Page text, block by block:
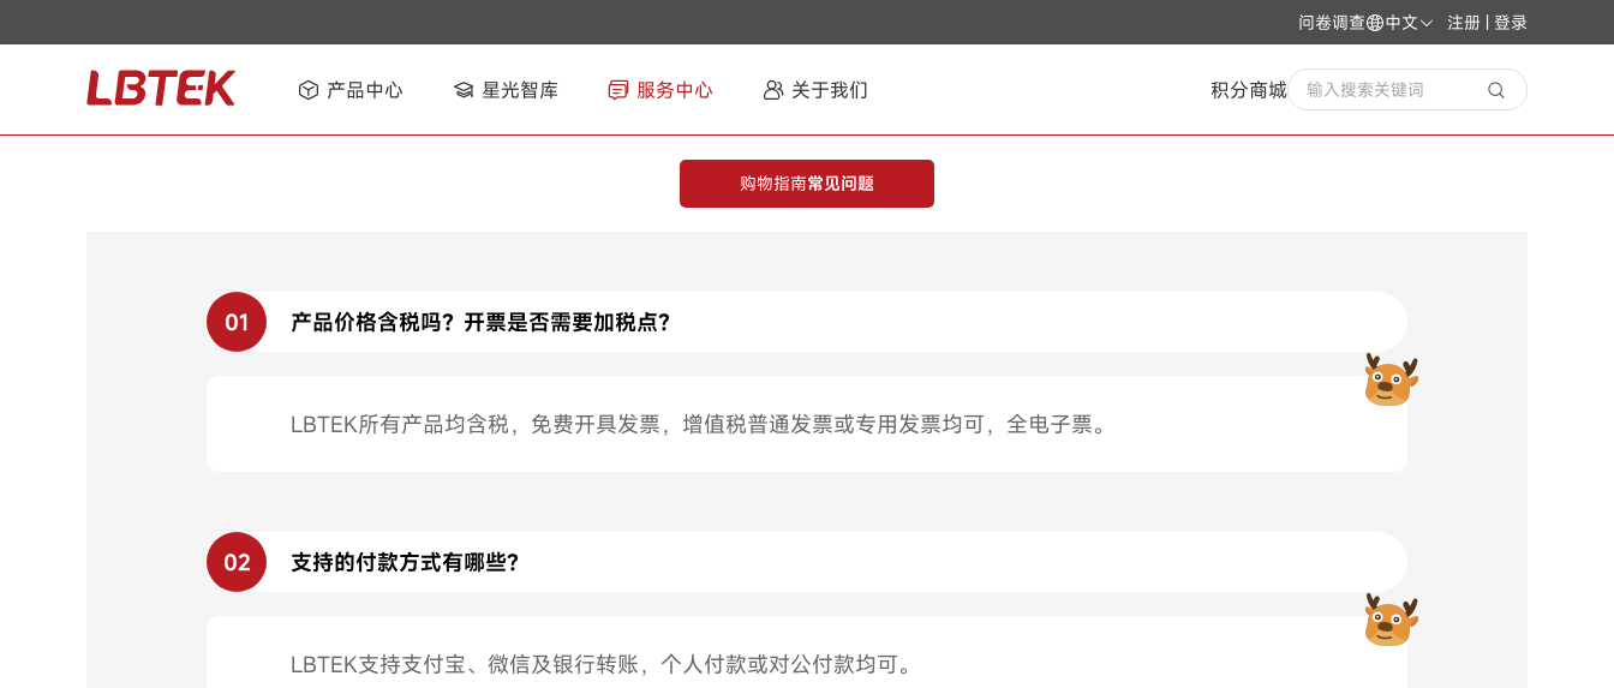
问卷调查 中文 注册 | 登录
产品中心 星光智库 服务中心 关于我们 积分商城 输入搜索关键词
购物指南常见问题
01 产品价格含税吗？开票是否需要加税点？
LBTEK所有产品均含税，免费开具发票，增值税普通发票或专用发票均可，全电子票。
02 支持的付款方式有哪些？
LBTEK支持支付宝、微信及银行转账，个人付款或对公付款均可。